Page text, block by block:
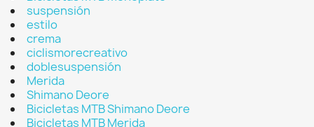
suspensión
estilo
crema
ciclismorecreativo
doblesuspensión
Merida
Shimano Deore
Bicicletas MTB Shimano Deore
Bicicletas MTB Merida